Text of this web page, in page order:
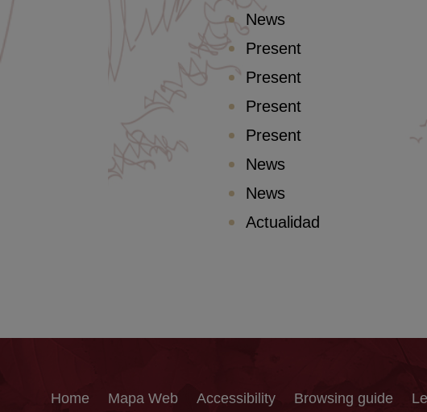
News
Present
Present
Present
Present
News
News
Actualidad
Home Mapa Web Accessibility Browsing guide